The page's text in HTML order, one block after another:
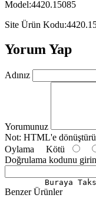
Model:4420.15085
Site Ürün
Yorum Yap
Adınız
Yorumunuz
Not: HTML'e
Oylama Kötü
Doğrulama kodunu
Buraya
Benzer Ürünler